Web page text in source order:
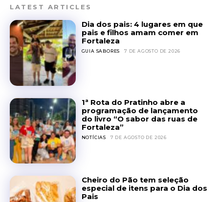
LATEST ARTICLES
Dia dos pais: 4 lugares em que
pais e filhos amam comer em
Fortaleza
GUIA SABORES 7 DE AGOSTO DE 2026
1ª Rota do Pratinho abre a
programação de lançamento
do livro “O sabor das ruas de
Fortaleza”
NOTÍCIAS 7 DE AGOSTO DE 2026
Cheiro do Pão tem seleção
especial de itens para o Dia dos
Pais